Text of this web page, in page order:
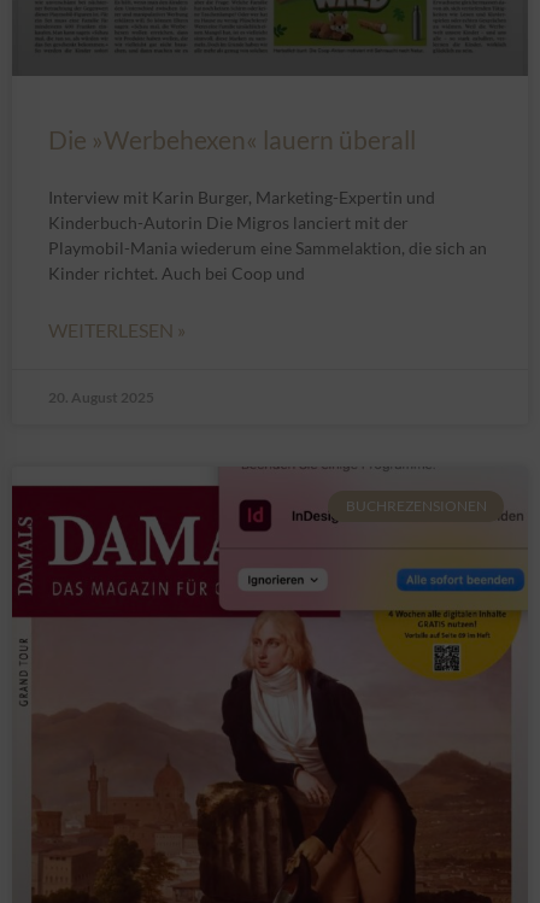
Die »Werbehexen« lauern überall
Interview mit Karin Burger, Marketing-Expertin und
Kinderbuch-Autorin Die Migros lanciert mit der
Playmobil-Mania wiederum eine Sammelaktion, die sich an
Kinder richtet. Auch bei Coop und
WEITERLESEN »
20. August 2025
BUCHREZENSIONEN